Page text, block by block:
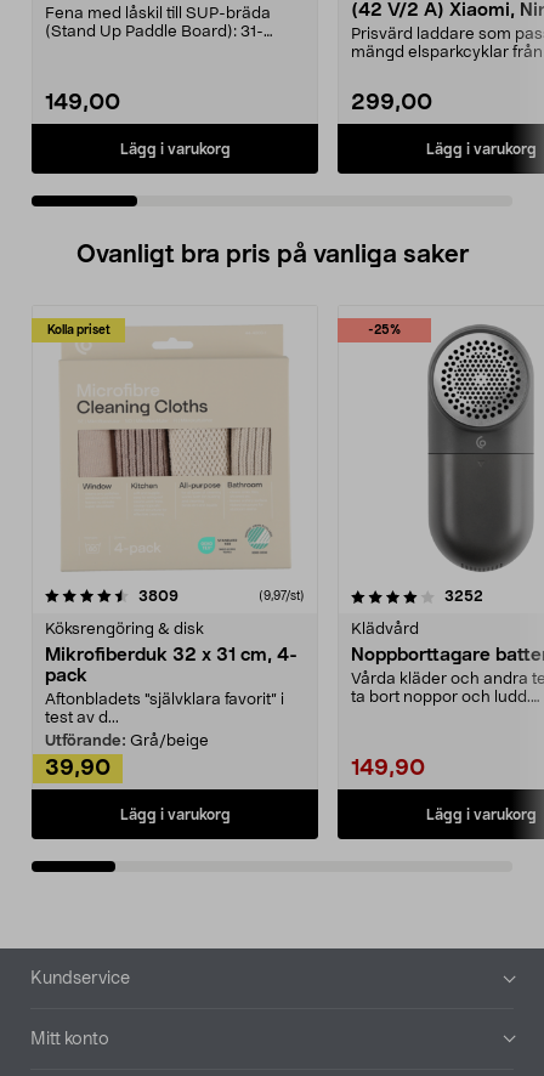
Fena med låskil till SUP-bräda
(Stand Up Paddle Board): 31-
149,00
Lägg i varukorg
(42 V/2 A) Xiaomi,
E-Way m.fl.
Prisvärd laddare som
mängd elsparkcyklar från
299,00
Lägg i varukorg
Ovanligt bra pris på vanliga saker
Kolla priset
3809recensioner (9,97/st)
Köksrengöring & disk
Mikrofiberduk 32 x 31 cm, 4-
pack
Aftonbladets "självklara favorit” i
test av d...
Utförande: Grå/beige
39,90
Lägg i varukorg
-25%
4.0av 5 stjärnor 3252
Klädvård
Noppborttagare
Vårda kläder och andra
ta bort noppor och ludd.
149,90
Lägg i varukorg
4.5av 5 stjärnor
Sidfot
Kundservice
Mitt konto